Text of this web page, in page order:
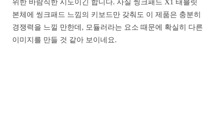
위한 바람직한 시도이긴 합니다. 사실 씽크패드 X1 태블릿
본체에 씽크패드 느낌의 키보드만 갖춰도 이 제품은 충분히
경쟁력을 느낄 만한데, 모듈러라는 요소 때문에 확실히 다른
이미지를 만들 것 같아 보이네요.